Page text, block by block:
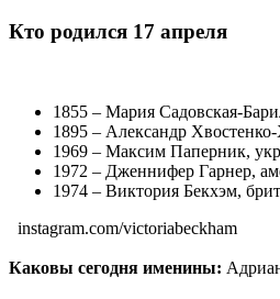
Кто родился 17 апреля
1855 – Мария Садовская-
1895 – Александр
1969 – Максим Паперник,
1972 – Дженнифер Гарнер,
1974 – Виктория Бекхэм,
instagram.com/victoriabeckham
Каковы сегодня именины: